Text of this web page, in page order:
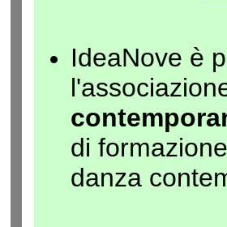
IdeaNove è
di
danza